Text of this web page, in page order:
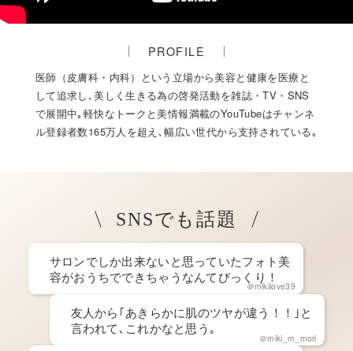
PROFILE
医師（皮膚科・内科）という立場から美容と健康を医療と
して追求し､美しく生きる為の啓発活動を雑誌・TV・SNS
で展開中｡軽快なトークと美情報満載のYouTubeはチャンネ
ル登録者数165万人を超え､幅広い世代から支持されている｡
SNSでも話題
サロンでしか出来ないと思っていたフォト美
容がおうちでできちゃうなんてびっくり！
＠mikilove39
友人から｢あきらかに肌のツヤが違う！！｣と
言われて､これかなと思う｡
＠miki_m_mori